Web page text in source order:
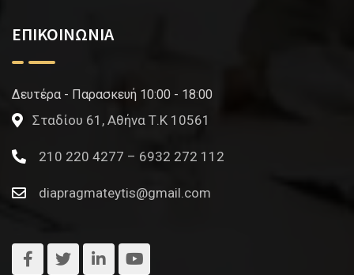
ΕΠΙΚΟΙΝΩΝΙΑ
Δευτέρα - Παρασκευή 10:00 - 18:00
Σταδίου 61, Αθήνα Τ.Κ 10561
210 220 4277 – 6932 272 112
diapragmateytis@gmail.com